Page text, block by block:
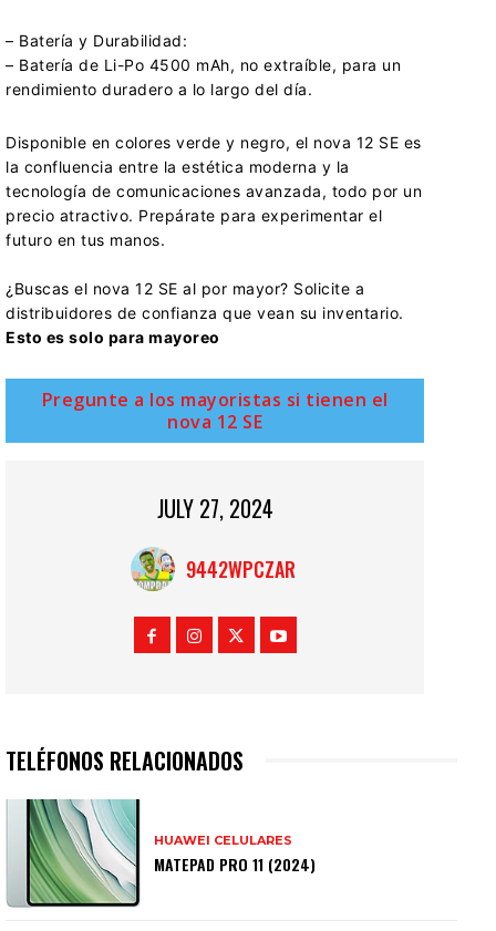
– Batería y Durabilidad:
– Batería de Li-Po 4500 mAh, no extraíble, para un
rendimiento duradero a lo largo del día.
Disponible en colores verde y negro, el nova 12 SE es
la confluencia entre la estética moderna y la
tecnología de comunicaciones avanzada, todo por un
precio atractivo. Prepárate para experimentar el
futuro en tus manos.
¿Buscas el nova 12 SE al por mayor? Solicite a
distribuidores de confianza que vean su inventario.
Esto es solo para mayoreo
Pregunte a los mayoristas si tienen el
nova 12 SE
JULY 27, 2024
9442WPCZAR
TELÉFONOS RELACIONADOS
HUAWEI CELULARES
MATEPAD PRO 11 (2024)